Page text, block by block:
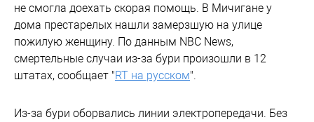
не смогла доехать скорая помощь. В Мичигане у
дома престарелых нашли замерзшую на улице
пожилую женщину. По данным NBC News,
смертельные случаи из-за бури произошли в 12
штатах, сообщает "RT на русском".
Из-за бури оборвались линии электропередачи. Без